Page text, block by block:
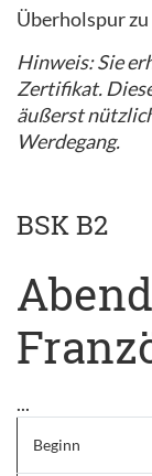
Überholspur zu
Hinweis: Sie
Zertifikat.
äußerst
Werdegang.
BSK B2
...
Beginn